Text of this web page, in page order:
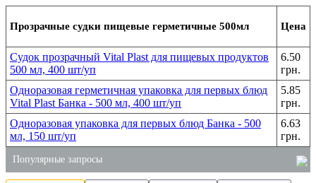
Прозрачные судки пищевые герметичные 500мл Цена
Судок прозрачный Vital Plast для пищевых продуктов
500 мл, 400 шт/уп
6.50
грн.
Одноразовая герметичная упаковка для первых блюд
Vital Plast Банка - 500 мл, 400 шт/уп
5.85
грн.
Одноразовая упаковка для первых блюд Банка - 500
мл, 150 шт/уп
6.63
грн.
Популярные запросы